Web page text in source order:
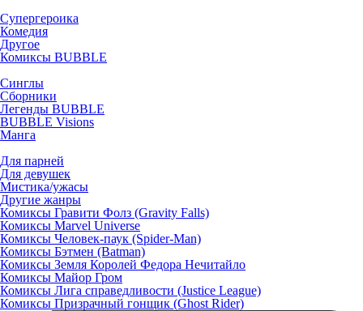
Супергероика
Комедия
Другое
Комиксы BUBBLE
Синглы
Сборники
Легенды BUBBLE
BUBBLE Visions
Манга
Для парней
Для девушек
Мистика/ужасы
Другие жанры
Комиксы Гравити Фолз (Gravity Falls)
Комиксы Marvel Universe
Комиксы Человек-паук (Spider-Man)
Комиксы Бэтмен (Batman)
Комиксы Земля Королей Федора Нечитайло
Комиксы Майор Гром
Комиксы Лига справедливости (Justice League)
Комиксы Призрачный гонщик (Ghost Rider)